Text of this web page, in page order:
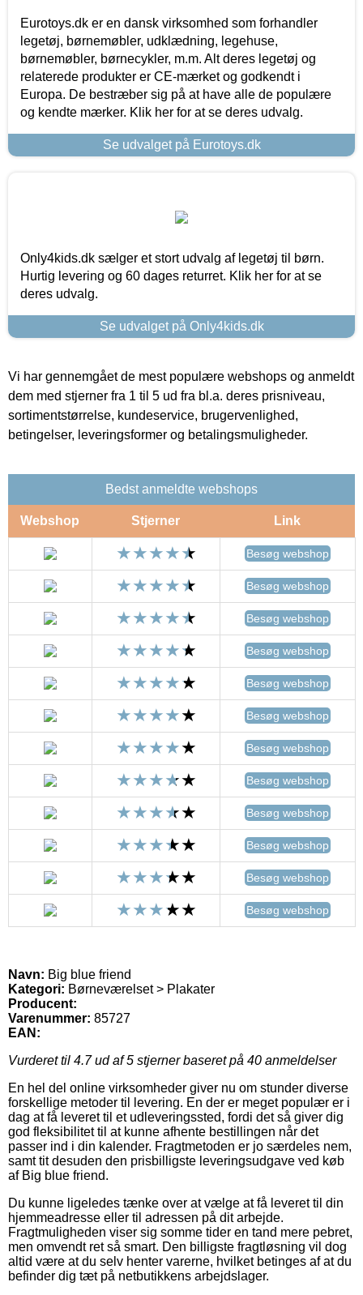
Eurotoys.dk er en dansk virksomhed som forhandler
legetøj, børnemøbler, udklædning, legehuse,
børnemøbler, børnecykler, m.m. Alt deres legetøj og
relaterede produkter er CE-mærket og godkendt i
Europa. De bestræber sig på at have alle de populære
og kendte mærker. Klik her for at se deres udvalg.
Se udvalget på Eurotoys.dk
Only4kids.dk sælger et stort udvalg af legetøj til børn.
Hurtig levering og 60 dages returret. Klik her for at se
deres udvalg.
Se udvalget på Only4kids.dk
Vi har gennemgået de mest populære webshops og anmeldt
dem med stjerner fra 1 til 5 ud fra bl.a. deres prisniveau,
sortimentstørrelse, kundeservice, brugervenlighed,
betingelser, leveringsformer og betalingsmuligheder.
Bedst anmeldte webshops
Webshop Stjerner Link
Besøg webshop
Besøg webshop
Besøg webshop
Besøg webshop
Besøg webshop
Besøg webshop
Besøg webshop
Besøg webshop
Besøg webshop
Besøg webshop
Besøg webshop
Besøg webshop
Navn: Big blue friend
Kategori: Børneværelset > Plakater
Producent:
Varenummer: 85727
EAN:
Vurderet til 4.7ud af 5 stjerner baseret på 40 anmeldelser
En hel del online virksomheder giver nu om stunder diverse
forskellige metoder til levering. En der er meget populær er i
dag at få leveret til et udleveringssted, fordi det så giver dig
god fleksibilitet til at kunne afhente bestillingen når det
passer ind i din kalender. Fragtmetoden er jo særdeles nem,
samt tit desuden den prisbilligste leveringsudgave ved køb
af Big blue friend.
Du kunne ligeledes tænke over at vælge at få leveret til din
hjemmeadresse eller til adressen på dit arbejde.
Fragtmuligheden viser sig somme tider en tand mere pebret,
men omvendt ret så smart. Den billigste fragtløsning vil dog
altid være at du selv henter varerne, hvilket betinges af at du
befinder dig tæt på netbutikkens arbejdslager.